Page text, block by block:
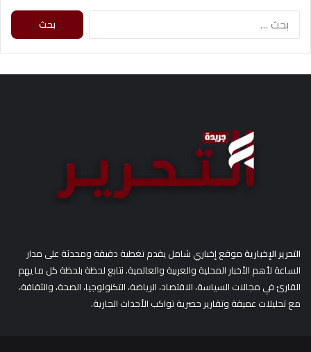
ث
التحرير الإخباريةموقع إخباري شامل يقدم تغطية دقيقة ومحدثة على مدار
الساعة لأهم الأخبار المحلية والعربية والعالمية. نتابع لحظة بلحظة كل ما يهم
القارئ في مجالات السياسة، الاقتصاد، الرياضة، التكنولوجيا، الصحة، والثقافة،
مع تحليلات عميقة وتقارير حصرية تواكب الأحداث الجارية.